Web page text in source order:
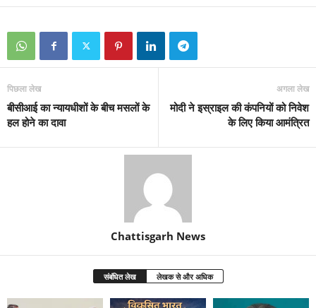
पिछला लेख
बीसीआई का न्यायधीशों के बीच मसलों के
हल होने का दावा
अगला लेख
मोदी ने इस्राइल की कंपनियों को निवेश
के लिए किया आमंत्रित
Chattisgarh News
संबंधित लेख लेखक से और अधिक